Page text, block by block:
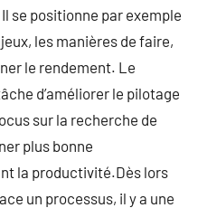
se positionne par exemple
les manières de faire,
le rendement. Le
d’améliorer le pilotage
sur la recherche de
plus bonne
la productivité.Dès lors
un processus, il y a une